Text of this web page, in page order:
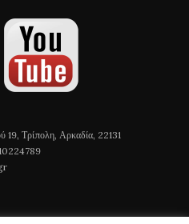
19, Τρίπολη, Αρκαδία, 22131